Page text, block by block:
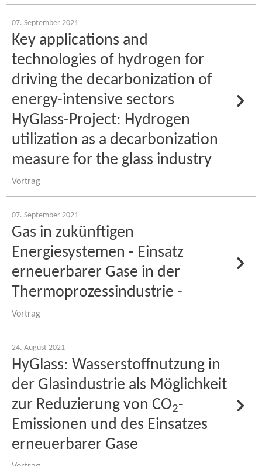
07. September 2021
Key applications and
technologies of hydrogen for
driving the decarbonization of
energy-​intensive sectors
HyGlass-​Project: Hydrogen
utilization as a decarbonization
measure for the glass industry
Vortrag
07. September 2021
Gas in zukünftigen
Energiesystemen - Einsatz
erneuerbarer Gase in der
Thermoprozessindustrie -
Vortrag
24. August 2021
HyGlass: Wasserstoffnutzung in
der Glasindustrie als Möglichkeit
zur Reduzierung von CO2-​
Emissionen und des Einsatzes
erneuerbarer Gase